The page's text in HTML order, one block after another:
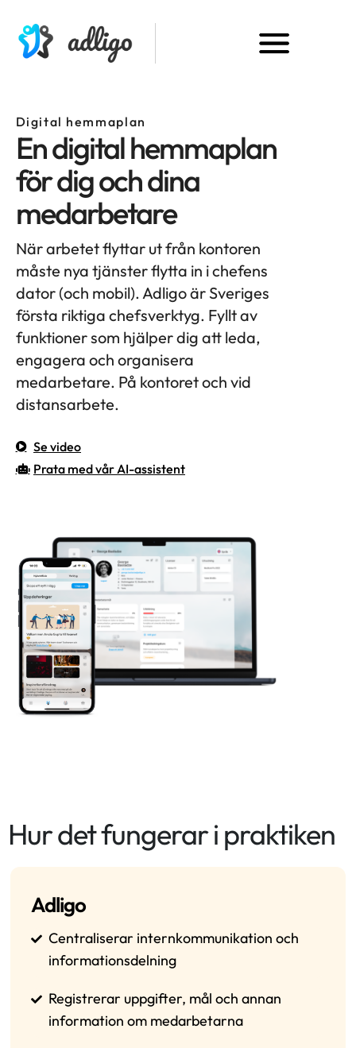
Digital hemmaplan
En digital hemmaplan
för dig och dina
medarbetare
När arbetet flyttar ut från kontoren
måste nya tjänster flytta in i chefens
dator (och mobil). Adligo är Sveriges
första riktiga chefsverktyg. Fyllt av
funktioner som hjälper dig att leda,
engagera och organisera
medarbetare. På kontoret och vid
distansarbete.
Se video
Prata med vår AI-assistent
Hur det fungerar i praktiken
Adligo
Centraliserar internkommunikation och
informationsdelning
Registrerar uppgifter, mål och annan
information om medarbetarna